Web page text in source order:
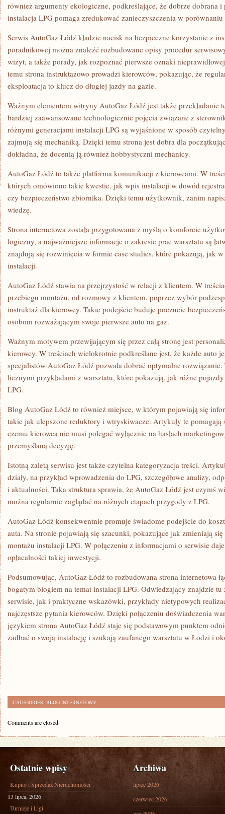
również argumenty ekologiczne, podkreślające, że dobrze dobrana i
instalacja LPG pomaga zredukować zanieczyszczenia w
Serwis AutoGaz Łódź kładzie nacisk na bezpieczne korzystanie z
poradnikowej można znaleźć rozbudowane opisy procedur
wizyt, a także porady, jak rozpoznać pierwsze oznaki
temu strona instruktażowo prowadzi kierowców, pokazując, że
eksploatacja to klucz do długiej jazdy na gazie.
Ważnym elementem witryny AutoGaz Łódź jest także przekładanie
bardziej zaawansowane technologicznie pojęcia związane z
różnymi generacjami instalacji LPG są wyjaśnione w sposób
zajmują się mechaniką. Dzięki temu strona jest dobra dla
dokładna, że docenią ją również hobbystyczni mechanicy.
AutoGaz Łódź to także platforma komunikacji z kierowcami. W
których omówiono takie kwestie, jak wpis instalacji w dowód
czy bezpieczeństwo zbiornika. Dzięki temu użytkownik, zanim
wiedzę.
Strona internetowa została przygotowana z myślą o komforcie
logiczny, a najważniejsze informacje o zakresie prac warsztatu są
znajdują się rozwinięcia w formie case studies, które pokazują, jak
instalacji.
AutoGaz Łódź stawia na przejrzystość w relacji z klientem. W
przebiegu montażu, od rozmowy z klientem, poprzez wybór
instruktaż dla kierowcy. Takie podejście buduje poczucie
osobom rozważającym swoje pierwsze auto na gaz.
Ważnym motywem przewijającym się przez całą stronę jest
kierowcy. W treściach wielokrotnie podkreślane jest, że każde auto
specjalistów AutoGaz Łódź pozwala dobrać optymalne
licznymi przykładami z warsztatu, które pokazują, jak różne
LPG.
Blog AutoGaz Łódź to również miejsce, w którym pojawiają się
takie jak ulepszone reduktory i wtryskiwacze. Artykuły te
czemu kierowca nie musi polegać wyłącznie na hasłach
przemyślaną decyzję.
Istotną zaletą serwisu jest także czytelna kategoryzacja treści.
działy, na przykład wprowadzenia do LPG, szczegółowe analizy,
i aktualności. Taka struktura sprawia, że AutoGaz Łódź jest czymś
można regularnie zaglądać na różnych etapach przygody z LPG.
AutoGaz Łódź konsekwentnie promuje świadome podejście do
auta. Na stronie pojawiają się szacunki, pokazujące jak zmieniają
montażu instalacji LPG. W połączeniu z informacjami o serwisie
opłacalności takiej inwestycji.
Podsumowując, AutoGaz Łódź to rozbudowana strona internetowa
bogatym blogiem na temat instalacji LPG. Odwiedzający znajdzie
serwisie, jak i praktyczne wskazówki, przykłady nietypowych
najczęstsze pytania kierowców. Dzięki połączeniu doświadczenia
językiem strona AutoGaz Łódź staje się podstawowym punktem
zadbać o swoją instalację i szukają zaufanego warsztatu w Łodzi i
CATEGORIES: BLOG INTERNETOWY
Comments are closed.
Ostatnie wpisy
Kupno i Sprzedaż Nieruchomości
13 lipca, 2026
Turnieje i Ligi
Archiwa
lipiec 2026
czerwiec 2026